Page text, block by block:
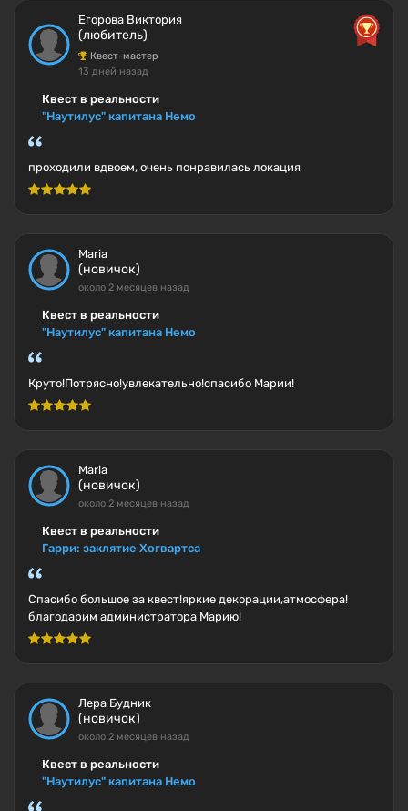
Егорова Виктория
(любитель)
Квест-мастер
13 дней назад
Квест в реальности
"Наутилус" капитана Немо
проходили вдвоем, очень понравилась локация
Maria
(новичок)
около 2 месяцев назад
Квест в реальности
"Наутилус" капитана Немо
Круто!Потрясно!увлекательно!спасибо Марии!
Maria
(новичок)
около 2 месяцев назад
Квест в реальности
Гарри: заклятие Хогвартса
Спасибо большое за квест!яркие декорации,атмосфера!
благодарим администратора Марию!
Лера Будник
(новичок)
около 2 месяцев назад
Квест в реальности
"Наутилус" капитана Немо